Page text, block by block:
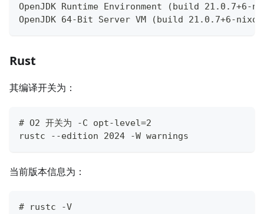
OpenJDK Runtime Environment (build 21.0.7+6-
OpenJDK 64-Bit Server VM (build 21.0.7+6-
Rust
其编译开关为：
# O2 开关为 -C opt-level=2
rustc --edition 2024 -W warnings
当前版本信息为：
# rustc -V